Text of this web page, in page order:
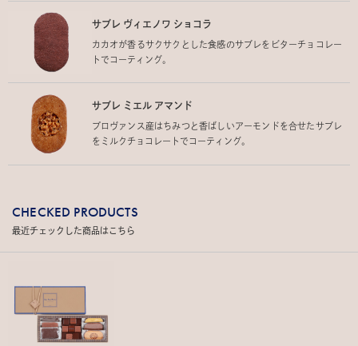
サブレ ヴィエノワ ショコラ
カカオが香るサクサクとした食感のサブレをビターチョコレー
トでコーティング。
サブレ ミエル アマンド
プロヴァンス産はちみつと香ばしいアーモンドを合せたサブレ
をミルクチョコレートでコーティング。
CHECKED PRODUCTS
最近チェックした商品はこちら